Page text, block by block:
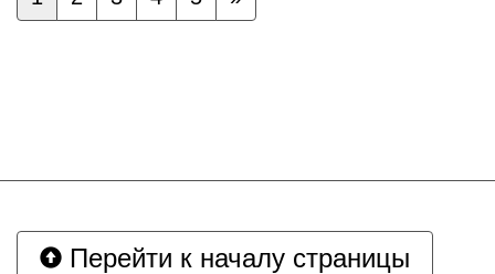
Перейти к началу страницы